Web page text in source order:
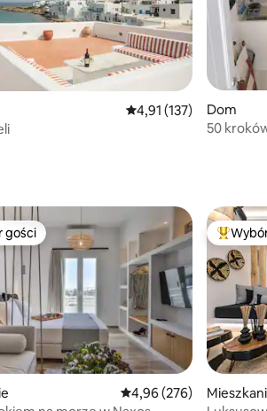
Średnia ocena: 4,91 na
4,91 (137)
Dom
50
z kategorii Wybór gości
gości
Średnia ocena: 4,96 na
4,96 (276)